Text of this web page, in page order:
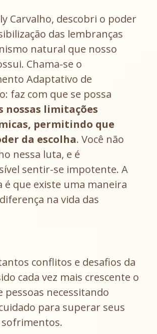
Carvalho, descobri o poder
das lembranças
natural que nosso
Chama-se o
Adaptativo de
faz com que se possa
nossas limitações
permitindo que
da escolha. Você não
nessa luta, e é
sentir-se impotente. A
é que existe uma maneira
na vida das
conflitos e desafios da
cada vez mais crescente o
pessoas necessitando
para superar seus